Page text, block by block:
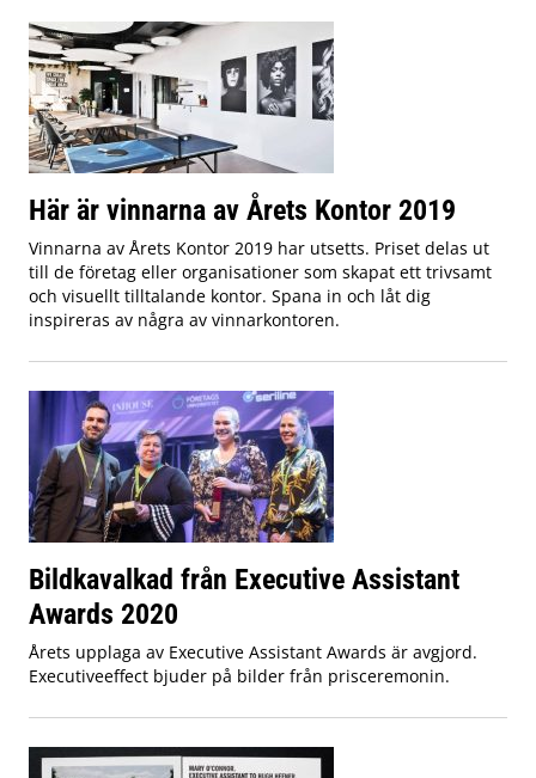
Här är vinnarna av Årets Kontor 2019
Vinnarna av Årets Kontor 2019 har utsetts. Priset delas ut
till de företag eller organisationer som skapat ett trivsamt
och visuellt tilltalande kontor. Spana in och låt dig
inspireras av några av vinnarkontoren.
Bildkavalkad från Executive Assistant
Awards 2020
Årets upplaga av Executive Assistant Awards är avgjord.
Executiveeffect bjuder på bilder från prisceremonin.